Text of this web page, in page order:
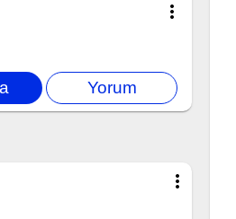
more_vert
more_vert